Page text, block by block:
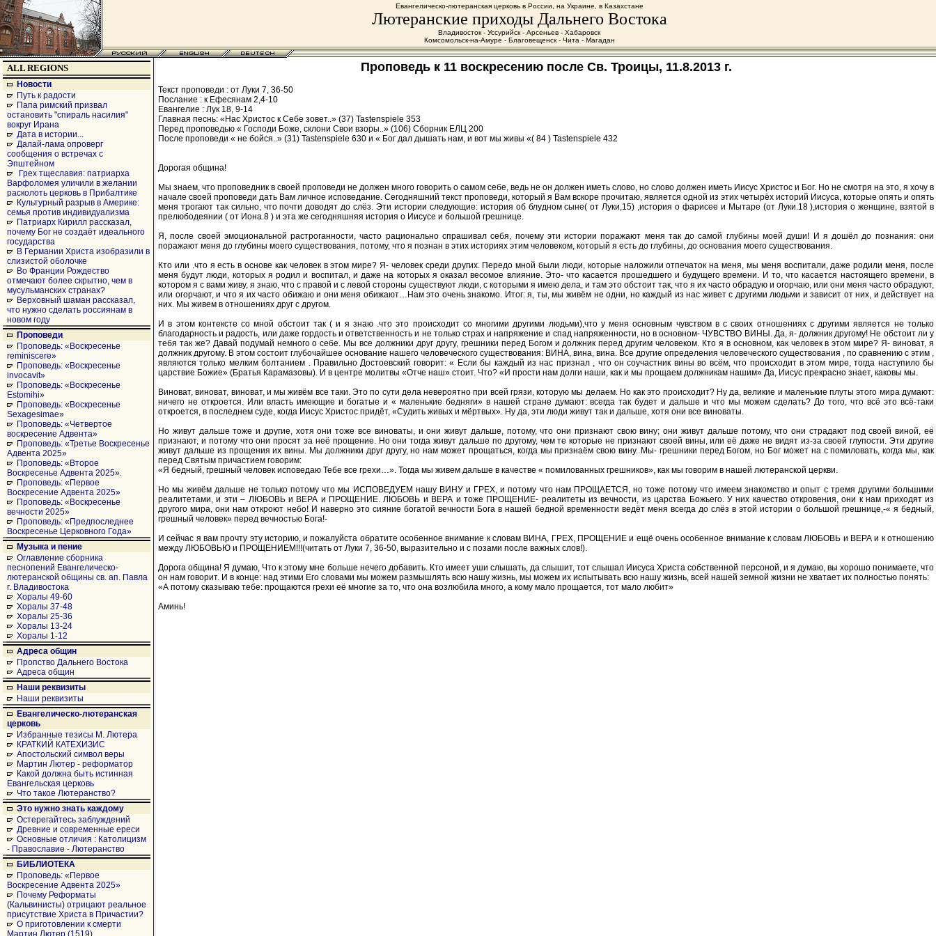
Евангелическо-лютеранская церковь в России, на Украине, в Казахстане
Лютеранские приходы Дальнего Востока
Владивосток - Уссурийск - Арсеньев - Хабаровск
Комсомольск-на-Амуре - Благовещенск - Чита - Магадан
ALL REGIONS
Новости
Путь к радости
Папа римский призвал
остановить "спираль насилия"
вокруг Ирана
Дата в истории...
Далай-лама опроверг
сообщения о встречах с
Эпштейном
Грех тщеславия: патриарха
Варфоломея уличили в желании
расколоть церковь в Прибалтике
Культурный разрыв в Америке:
семья против индивидуализма
Патриарх Кирилл рассказал,
почему Бог не создаёт идеального
государства
В Германии Христа изобразили в
слизистой оболочке
Во Франции Рождество
отмечают более скрытно, чем в
мусульманских странах?
Верховный шаман рассказал,
что нужно сделать россиянам в
новом году
Проповеди
Проповедь: «Воскресенье
reminiscere»
Проповедь: «Воскресенье
invocavit»
Проповедь: «Воскресенье
Estomihi»
Проповедь: «Воскресенье
Sexagesimae»
Проповедь: «Четвертое
воскресение Адвента»
Проповедь: «Третье Воскресенье
Адвента 2025»
Проповедь: «Второе
Воскресенье Адвента 2025».
Проповедь: «Первое
Воскресение Адвента 2025»
Проповедь: «Воскресенье
вечности 2025»
Проповедь: «Предпоследнее
Воскресенье Церковного Года»
Музыка и пение
Оглавление сборника
песнопений Евангелическо-
лютеранской общины св. ап. Павла
г. Владивостока
Хоралы 49-60
Хоралы 37-48
Хоралы 25-36
Хоралы 13-24
Хоралы 1-12
Адреса общин
Пропство Дальнего Востока
Адреса общин
Наши реквизиты
Наши реквизиты
Евангелическо-лютеранская
церковь
Избранные тезисы М. Лютера
КРАТКИЙ КАТЕХИЗИС
Апостольский символ веры
Мартин Лютер - реформатор
Какой должна быть истинная
Евангельская церковь
Что такое Лютеранство?
Это нужно знать каждому
Остерегайтесь заблуждений
Древние и современные ереси
Основные отличия : Католицизм
- Православие - Лютеранство
БИБЛИОТЕКА
Проповедь: «Первое
Воскресение Адвента 2025»
Почему Реформаты
(Кальвинисты) отрицают реальное
присутствие Христа в Причастии?
О приготовлении к смерти
Мартин Лютер (1519)
Проповедь к 11 воскресению после Св. Троицы, 11.8.2013 г.
Текст проповеди : от Луки 7, 36-50
Послание : к Ефесянам 2,4-10
Евангелие : Лук 18, 9-14
Главная песнь: «Нас Христос к Себе зовет..» (37) Tastenspiele 353
Перед проповедью « Господи Боже, склони Свои взоры..» (106) Сборник ЕЛЦ 200
После проповеди « не бойся..» (31) Tastenspiele 630 и « Бог дал дышать нам, и вот мы живы «( 84 ) Tastenspiele 432
Дорогая община!
Мы знаем, что проповедник в своей проповеди не должен много говорить о самом себе, ведь не он должен иметь слово, но слово должен иметь Иисус Христос и Бог. Но не смотря на это, я хочу в
начале своей проповеди дать Вам личное исповедание. Сегодняшний текст проповеди, который я Вам вскоре прочитаю, является одной из этих четырёх историй Иисуса, которые опять и опять
меня трогают так сильно, что почти доводят до слёз. Эти истории следующие: история об блудном сыне( от Луки,15) ,история о фарисее и Мытаре (от Луки.18 ),история о женщине, взятой в
прелюбодеянии ( от Иона.8 ) и эта же сегодняшняя история о Иисусе и большой грешнице.
Я, после своей эмоциональной растроганности, часто рационально спрашивал себя, почему эти истории поражают меня так до самой глубины моей души! И я дошёл до познания: они
поражают меня до глубины моего существования, потому, что я познан в этих историях этим человеком, который я есть до глубины, до основания моего существования.
Кто или .что я есть в основе как человек в этом мире? Я- человек среди других. Передо мной были люди, которые наложили отпечаток на меня, мы меня воспитали, даже родили меня, после
меня будут люди, которых я родил и воспитал, и даже на которых я оказал весомое влияние. Это- что касается прошедшего и будущего времени. И то, что касается настоящего времени, в
котором я с вами живу, я знаю, что с правой и с левой стороны существуют люди, с которыми я имею дела, и там это обстоит так, что я их часто обрадую и огорчаю, или они меня часто обрадуют,
или огорчают, и что я их часто обижаю и они меня обижают…Нам это очень знакомо. Итог: я, ты, мы живём не одни, но каждый из нас живет с другими людьми и зависит от них, и действует на
них. Мы живем в отношениях друг с другом.
И в этом контексте со мной обстоит так ( и я знаю .что это происходит со многими другими людьми),что у меня основным чувством в с своих отношениях с другими является не только
благодарность и радость, или даже гордость и ответственность и не только страх и напряжение и спад напряженности, но в основном- ЧУВСТВО ВИНЫ. Да, я- должник другому! Не обстоит ли у
тебя так же? Давай подумай немного о себе. Мы все должники друг другу, грешники перед Богом и должник перед другим человеком. Кто я в основном, как человек в этом мире? Я- виноват, я
должник другому. В этом состоит глубочайшее основание нашего человеческого существования: ВИНА, вина, вина. Все другие определения человеческого существования , по сравнению с этим ,
являются только мелким болтанием . Правильно Достоевский говорит: « Если бы каждый из нас признал , что он соучастник вины во всём, что происходит в этом мире, тогда наступило бы
царствие Божие» (Братья Карамазовы). И в центре молитвы «Отче наш» стоит. Что? «И прости нам долги наши, как и мы прощаем должникам нашим» Да, Иисус прекрасно знает, каковы мы.
Виноват, виноват, виноват, и мы живём все таки. Это по сути дела невероятно при всей грязи, которую мы делаем. Но как это происходит? Ну да, великие и маленькие плуты этого мира думают:
ничего не откроется. Или власть имеющие и богатые и « маленькие бедняги» в нашей стране думают: всегда так будет и дальше и что мы можем сделать? До того, что всё это всё-таки
откроется, в последнем суде, когда Иисус Христос придёт, «Судить живых и мёртвых». Ну да, эти люди живут так и дальше, хотя они все виноваты.
Но живут дальше тоже и другие, хотя они тоже все виноваты, и они живут дальше, потому, что они признают свою вину; они живут дальше потому, что они страдают под своей виной, её
признают, и потому что они просят за неё прощение. Но они тогда живут дальше по другому, чем те которые не признают своей вины, или её даже не видят из-за своей глупости. Эти другие
живут дальше из прощения их вины. Мы должники друг другу, но нам может прощаться, когда мы признаём свою вину. Мы- грешники перед Богом, но Бог может на с помиловать, когда мы, как
перед Святым причастием говорим:
«Я бедный, грешный человек исповедаю Тебе все грехи…». Тогда мы живем дальше в качестве « помилованных грешников», как мы говорим в нашей лютеранской церкви.
Но мы живём дальше не только потому что мы ИСПОВЕДУЕМ нашу ВИНУ и ГРЕХ, и потому что нам ПРОЩАЕТСЯ, но тоже потому что имеем знакомство и опыт с тремя другими большими
реалитетами, и эти – ЛЮБОВЬ и ВЕРА и ПРОЩЕНИЕ. ЛЮБОВЬ и ВЕРА и тоже ПРОЩЕНИЕ- реалитеты из вечности, из царства Божьего. У них качество откровения, они к нам приходят из
другого мира, они нам откроют небо! И наверно это сияние богатой вечности Бога в нашей бедной временности ведёт меня всегда до слёз в этой истории о большой грешнице,-« я бедный,
грешный человек» перед вечностью Бога!-
И сейчас я вам прочту эту историю, и пожалуйста обратите особенное внимание к словам ВИНА, ГРЕХ, ПРОЩЕНИЕ и ещё очень особенное внимание к словам ЛЮБОВЬ и ВЕРА и к отношению
между ЛЮБОВЬЮ и ПРОЩЕНИЕМ!!!(читать от Луки 7, 36-50, выразительно и с позами после важных слов!).
Дорога община! Я думаю, Что к этому мне больше нечего добавить. Кто имеет уши слышать, да слышит, тот слышал Иисуса Христа собственной персоной, и я думаю, вы хорошо понимаете, что
он нам говорит. И в конце: над этими Его словами мы можем размышлять всю нашу жизнь, мы можем их испытывать всю нашу жизнь, всей нашей земной жизни не хватает их полностью понять:
«А потому сказываю тебе: прощаются грехи её многие за то, что она возлюбила много, а кому мало прощается, тот мало любит»
Аминь!